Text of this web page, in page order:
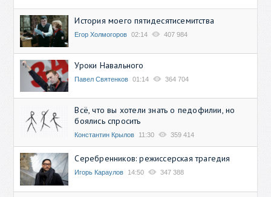
История моего пятидесятисемитства
Егор Холмогоров 02:14 407 984
Уроки Навального
Павел Святенков 01:14 364 704
Всё, что вы хотели знать о педофилии, но
боялись спросить
Константин Крылов 11:30 359 414
Серебренников: режиссерская трагедия
Игорь Караулов 14:50 347 388